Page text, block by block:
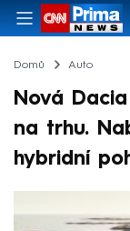
Domů Auto
Nová
na trhu.
hybridní